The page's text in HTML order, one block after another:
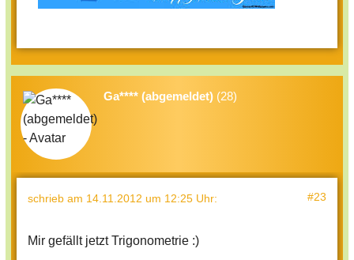
Ga**** (abgemeldet) (28)
schrieb am 14.11.2012 um 12:25 Uhr: #23
Mir gefällt jetzt Trigonometrie :)